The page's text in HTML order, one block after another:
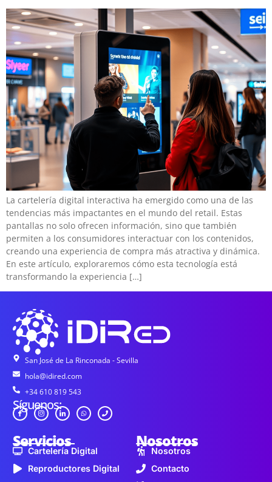
La cartelería digital interactiva ha emergido como una de las
tendencias más impactantes en el mundo del retail. Estas
pantallas no solo ofrecen información, sino que también
permiten a los consumidores interactuar con los contenidos,
creando una experiencia de compra más atractiva y dinámica.
En este artículo, exploraremos cómo esta tecnología está
transformando la experiencia […]
San José de La Rinconada - Sevilla
hola@idired.com
+34 610 819 543
Síguenos:
Servicios
Cartelería Digital
Reproductores Digital
Nosotros
Nosotros
Contacto